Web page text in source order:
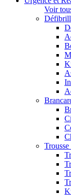
Voir
Trousse